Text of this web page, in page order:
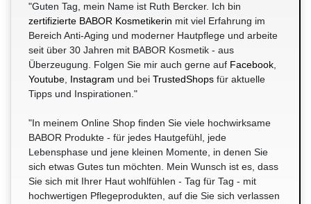
"Guten Tag, mein Name ist Ruth Bercker. Ich bin
zertifizierte BABOR Kosmetikerin mit viel Erfahrung im
Bereich Anti-Aging und moderner Hautpflege und arbeite
seit über 30 Jahren mit BABOR Kosmetik - aus
Überzeugung. Folgen Sie mir auch gerne auf Facebook
Youtube Instagram und bei TrustedShops für aktuelle
Tipps und Inspirationen."
"In meinem Online Shop finden Sie viele hochwirksame
BABOR Produkte - für jedes Hautgefühl, jede
Lebensphase und jene kleinen Momente, in denen Sie
sich etwas Gutes tun möchten. Mein Wunsch ist es, dass
Sie sich mit Ihrer Haut wohlfühlen - Tag für Tag - mit
hochwertigen Pflegeprodukten, auf die Sie sich verlassen